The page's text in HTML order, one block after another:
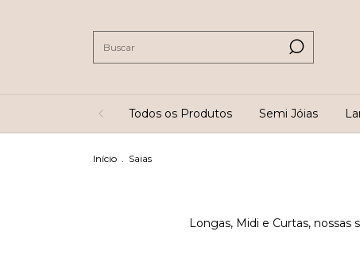
Todos os Produtos Semi Jóias
Início . Saias
Longas, Midi e Curtas,